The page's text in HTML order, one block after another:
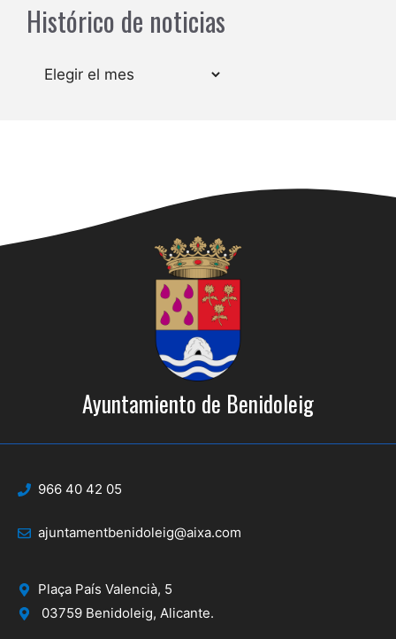
Histórico de noticias
Archivos
Ayuntamiento de Benidoleig
966 40 42 05
ajuntamentbenidoleig@aixa.com
Plaça País Valencià, 5
03759 Benidoleig, Alicante.